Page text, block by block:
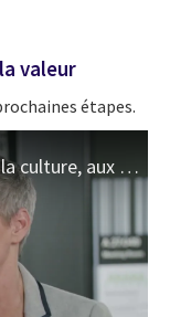
valeur
étapes.
Préparer les équipes grâce à la culture, aux mentalités et aux comportements